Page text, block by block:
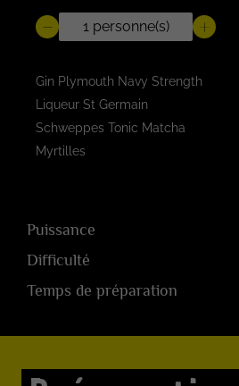
Gin Plymouth Navy Strength
Liqueur St Germain
Schweppes Tonic Matcha
Myrtilles
Puissance
Difficulté
Temps de préparation